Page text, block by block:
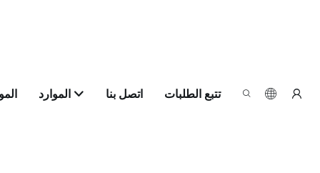
الموارد اتصل بنا تتبع الطلبات